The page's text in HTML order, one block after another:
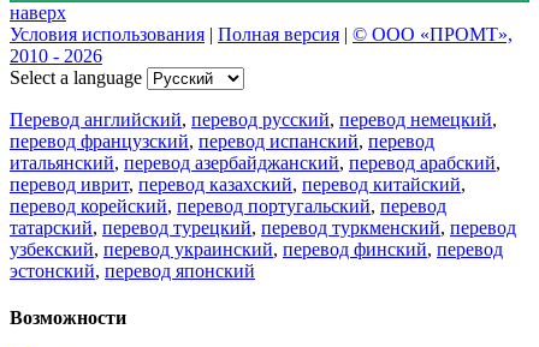
наверх
Условия использования | Полная версия | © ООО «ПРОМТ»,
2010 - 2026
Select a language
Перевод английский, перевод русский, перевод немецкий,
перевод французский, перевод испанский, перевод
итальянский, перевод азербайджанский, перевод арабский,
перевод иврит, перевод казахский, перевод китайский,
перевод корейский, перевод португальский, перевод
татарский, перевод турецкий, перевод туркменский, перевод
узбекский, перевод украинский, перевод финский, перевод
эстонский, перевод японский
Возможности